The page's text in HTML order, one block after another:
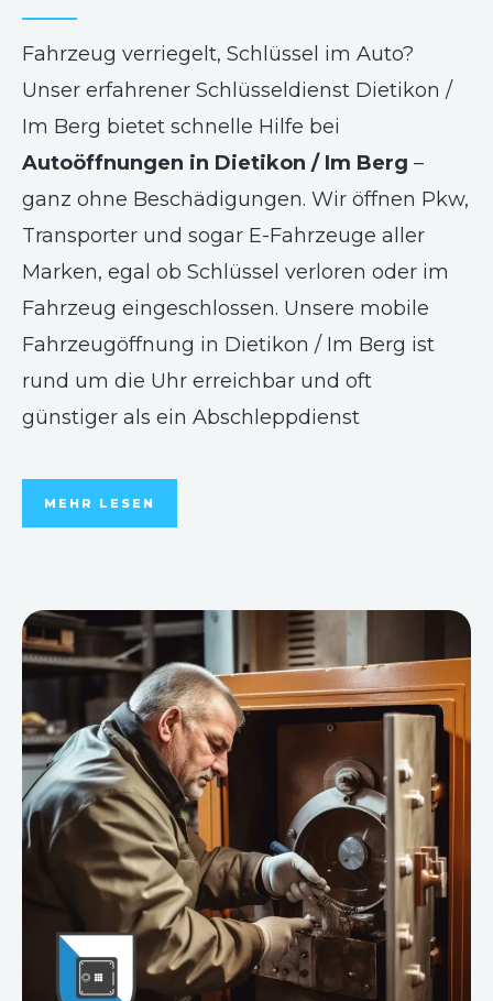
Fahrzeug verriegelt, Schlüssel im Auto?
Unser erfahrener Schlüsseldienst Dietikon /
Im Berg bietet schnelle Hilfe bei
Autoöffnungen in Dietikon / Im Berg –
ganz ohne Beschädigungen. Wir öffnen Pkw,
Transporter und sogar E-Fahrzeuge aller
Marken, egal ob Schlüssel verloren oder im
Fahrzeug eingeschlossen. Unsere mobile
Fahrzeugöffnung in Dietikon / Im Berg ist
rund um die Uhr erreichbar und oft
günstiger als ein Abschleppdienst
MEHR LESEN